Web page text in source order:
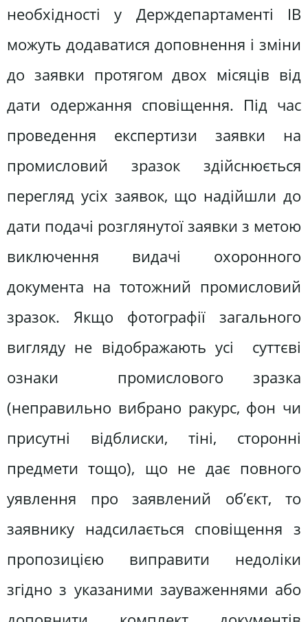
необхідності у Держдепартаменті ІВ
можуть додаватися доповнення і зміни
до заявки протягом двох місяців від
дати одержання сповіщення. Під час
проведення експертизи заявки на
промисловий зразок здійснюється
перегляд усіх заявок, що надійшли до
дати подачі розглянутої заявки з метою
виключення видачі охоронного
документа на тотожний промисловий
зразок. Якщо фотографії загального
вигляду не відображають усі суттєві
ознаки промислового зразка
(неправильно вибрано ракурс, фон чи
присутні відблиски, тіні, сторонні
предмети тощо), що не дає повного
уявлення про заявлений об’єкт, то
заявнику надсилається сповіщення з
пропозицією виправити недоліки
згідно з указаними зауваженнями або